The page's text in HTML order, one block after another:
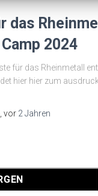
das
2024
für das Rheinmetall
hier hier zum
, vor 2 Jahren